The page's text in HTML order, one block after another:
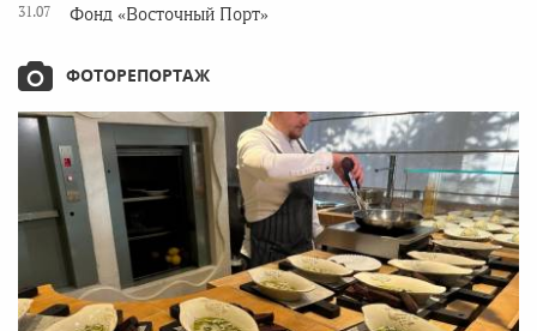
31.07
Фонд «Восточный Порт»
ФОТОРЕПОРТАЖ